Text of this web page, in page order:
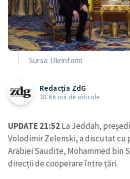
Sursa: Ukrinform
Redacția ZdG
38.66 mii de articole
UPDATE 21:52La Jeddah,
Volodimir Zelenski, a discutat
Arabiei Saudite, Mohammed bin
direcții de cooperare între țări.